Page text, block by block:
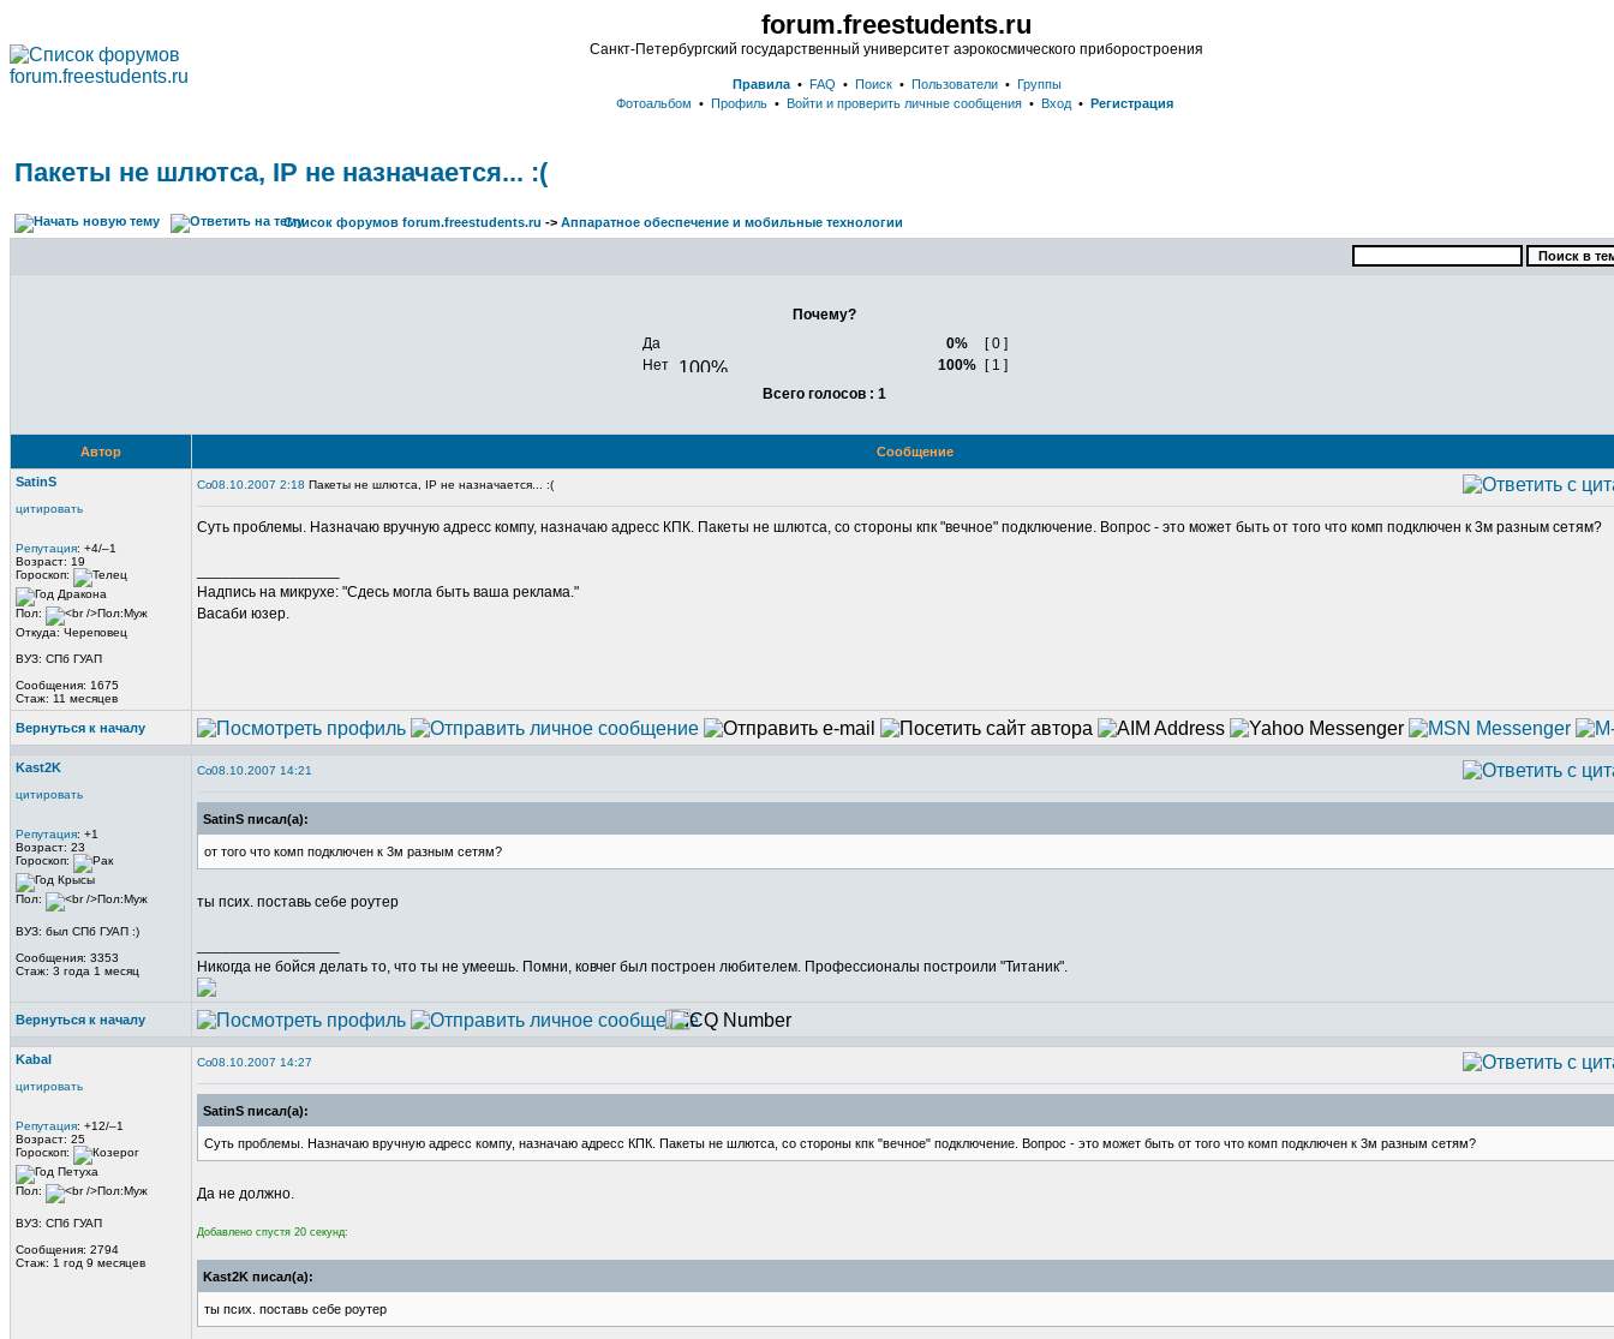
forum.freestudents.ru
Санкт-Петербургский государственный университет аэрокосмического приборостроения
Правила• FAQ • Поиск• Пользователи• Группы
Фотоальбом • Профиль • Войти и проверить личные сообщения • Вход • Регистрация
Пакеты не шлютса, IP не назначается... :(
Список форумов forum.freestudents.ru -> Аппаратное обеспечение и мобильные технологии
Почему?
Да
0%
[ 0 ]
Нет
100%
[ 1 ]
Всего голосов : 1
Автор Сообщение
SatinS
цитировать
Репутация: +4/–1
Возраст: 19
Гороскоп:
Пол:
Откуда: Череповец
ВУЗ: СПб ГУАП
Сообщения: 1675
Стаж: 11 месяцев
08.10.2007 2:18 Пакеты не шлютса, IP не назначается... :(
Суть проблемы. Назначаю вручную адресс компу, назначаю адресс КПК. Пакеты не шлютса, со стороны кпк "вечное" подключение. Вопрос - это может быть от того что комп подключен к 3м разным сетям?
Надпись на микрухе: "Сдесь могла быть ваша реклама."
Васаби юзер.
Вернуться к началу
Kast2K
цитировать
Репутация: +1
Возраст: 23
Гороскоп:
Пол:
ВУЗ: был СПб ГУАП :)
Сообщения: 3353
Стаж: 3 года 1 месяц
08.10.2007 14:21
SatinS писал(а):
от того что комп подключен к 3м разным сетям?
ты псих. поставь себе роутер
Никогда не бойся делать то, что ты не умеешь. Помни, ковчег был построен любителем. Профессионалы построили "Титаник".
Вернуться к началу
Kabal
цитировать
Репутация: +12/–1
Возраст: 25
Гороскоп:
Пол:
ВУЗ: СПб ГУАП
Сообщения: 2794
Стаж: 1 год 9 месяцев
08.10.2007 14:27
SatinS писал(а):
Суть проблемы. Назначаю вручную адресс компу, назначаю адресс КПК. Пакеты не шлютса, со стороны кпк "вечное" подключение. Вопрос - это может быть от того что комп подключен к 3м разным сетям?
Да не должно.
Добавлено спустя 20 секунд:
Kast2K писал(а):
ты псих. поставь себе роутер